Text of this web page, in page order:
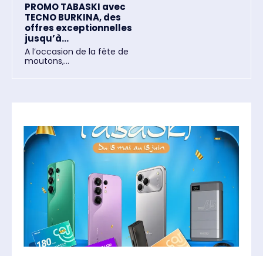
PROMO TABASKI avec
TECNO BURKINA, des
offres exceptionnelles
jusqu’à...
A l’occasion de la fête de
moutons,...